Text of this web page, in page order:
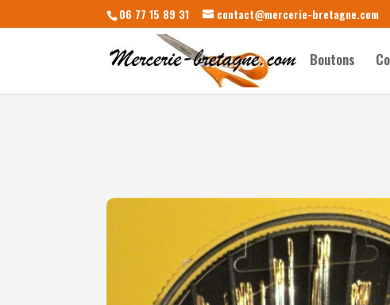
06 77 15 89 31 contact@mercerie-bretagne.com
Boutons